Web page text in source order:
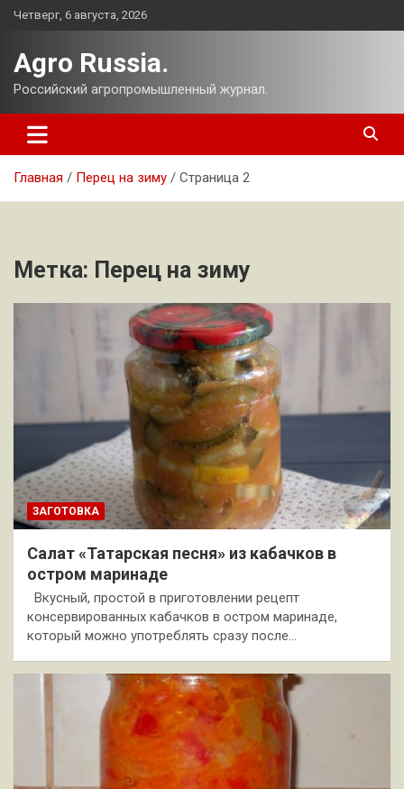
Перейти
Четверг, 6 августа, 2026
Agro Russia.
Российский агропромышленный журнал.
Главная Перец на зиму Страница 2
Метка: Перец на зиму
ЗАГОТОВКА
Салат «Татарская песня» из кабачков в
остром маринаде
Вкусный, простой в приготовлении рецепт
консервированных кабачков в остром маринаде,
который можно употреблять сразу после…